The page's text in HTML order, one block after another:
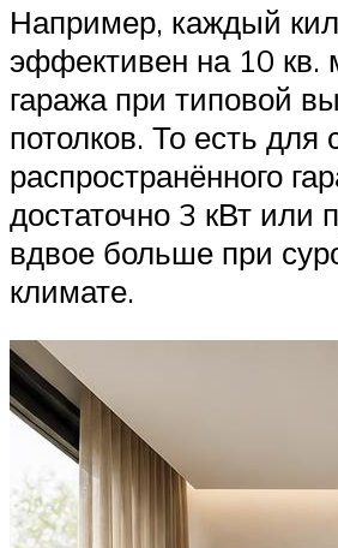
Например, каждый
эффективен на 10 кв.
гаража при типовой
потолков. То есть для
распространённого
достаточно 3 кВт или
вдвое больше при
климате.